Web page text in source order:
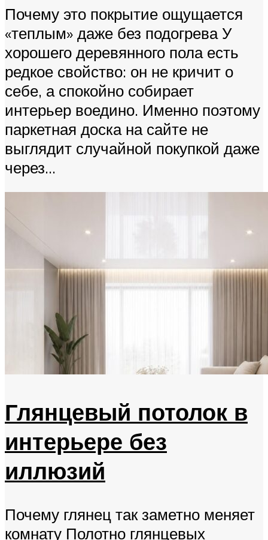
Почему это покрытие ощущается
«теплым» даже без подогрева У
хорошего деревянного пола есть
редкое свойство: он не кричит о
себе, а спокойно собирает
интерьер воедино. Именно поэтому
паркетная доска на сайте не
выглядит случайной покупкой даже
через...
Глянцевый потолок в
интерьере без
иллюзий
Почему глянец так заметно меняет
комнату Полотно глянцевых